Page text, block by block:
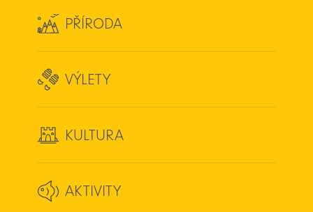
PŘÍRODA
VÝLETY
KULTURA
AKTIVITY